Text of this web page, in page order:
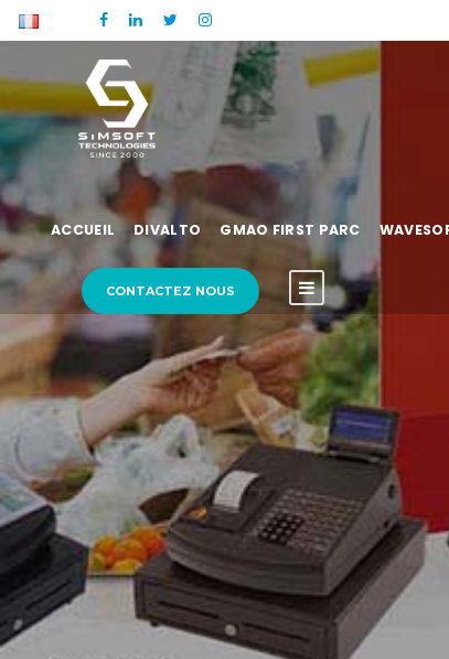
ACCUEIL DIVALTO GMAO FIRST PARC
CONTACTEZ NOUS